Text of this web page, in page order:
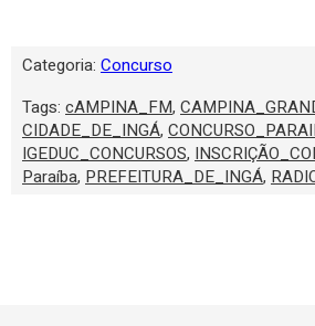
Categoria: Concurso
Tags: cAMPINA_FM,
CIDADE_DE_INGÁ,
IGEDUC_CONCURSOS,
Paraíba, PREFEITURA_DE_INGÁ,